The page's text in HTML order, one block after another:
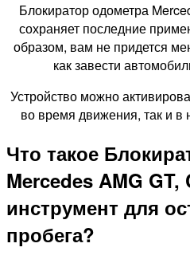
Блокиратор одометра
сохраняет последние
образом, вам не придется
как завести
Устройство можно
во время движения, так и в
Что такое
Mercedes AMG GT,
инструмент для
пробега?